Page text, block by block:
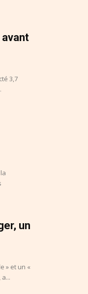
3,7
un
» et un «